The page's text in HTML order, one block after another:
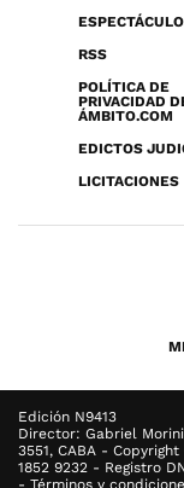
RSS
POLÍTICA DE
PRIVACIDAD
ÁMBITO.COM
EDICTOS
LICITACIONES
Edición N9413
Director: Gabriel
3551, CABA -
1852 9232 - Registro